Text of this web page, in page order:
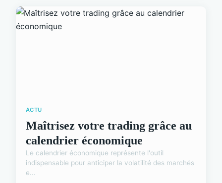
ACTU
Maîtrisez votre trading grâce au
calendrier économique
Le calendrier économique représente l'outil
indispensable pour anticiper la volatilité des marchés
e...